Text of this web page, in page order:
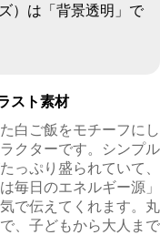
）は「背景透明」で
スト素材
白ご飯をモチーフにし
クターです。シンプル
っぷり盛られていて、
毎日のエネルギー源」
で伝えてくれます。丸
、子どもから大人まで